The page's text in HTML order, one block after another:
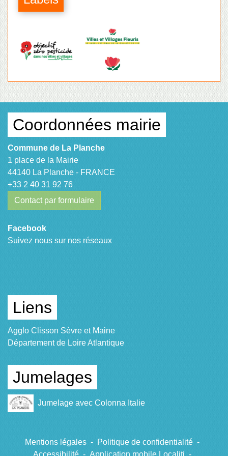
Coordonnées mairie
Commune de La Planche
1 place de la Mairie
44140 La Planche - FRANCE
+33 2 40 31 92 76
Contact par formulaire
Facebook
Suivez nous sur nos réseaux
Liens
Agglo Clisson Sèvre et Maine
Département de Loire Atlantique
Jumelages
Jumelage avec Colonna Italie
Mentions légales - Politique de confidentialité -